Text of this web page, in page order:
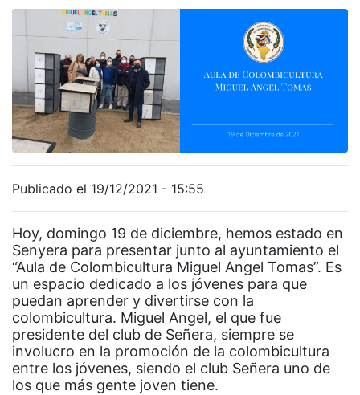
Publicado el 19/12/2021 - 15:55
Hoy, domingo 19 de diciembre, hemos estado en
Senyera para presentar junto al ayuntamiento el
“Aula de Colombicultura Miguel Angel Tomas”. Es
un espacio dedicado a los jóvenes para que
puedan aprender y divertirse con la
colombicultura. Miguel Angel, el que fue
presidente del club de Señera, siempre se
involucro en la promoción de la colombicultura
entre los jóvenes, siendo el club Señera uno de
los que más gente joven tiene.